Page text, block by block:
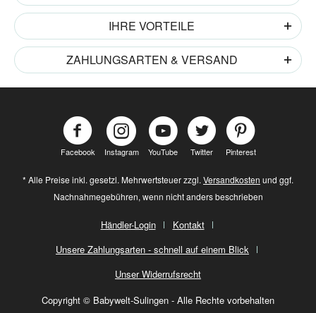
IHRE VORTEILE
ZAHLUNGSARTEN & VERSAND
Facebook Instagram YouTube Twitter Pinterest
* Alle Preise inkl. gesetzl. Mehrwertsteuer zzgl. Versandkosten und ggf.
Nachnahmegebühren, wenn nicht anders beschrieben
Händler-Login
Kontakt
Unsere Zahlungsarten - schnell auf einem Blick
Unser Widerrufsrecht
Copyright © Babywelt-Sulingen - Alle Rechte vorbehalten